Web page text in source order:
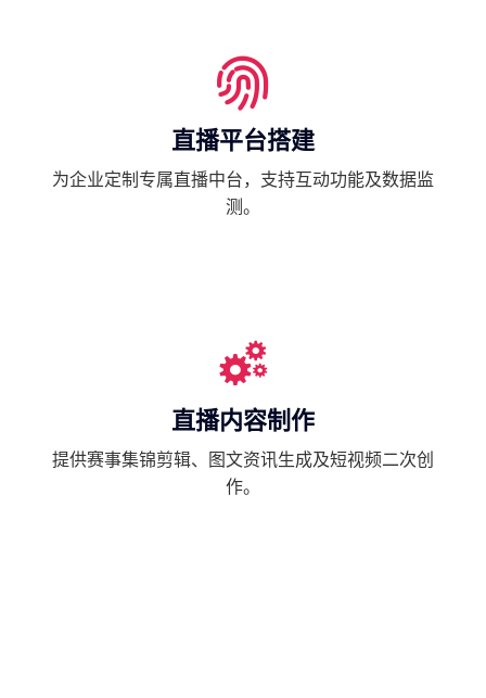
直播平台搭建
为企业定制专属直播中台，支持互动功能及数据监
测。
直播内容制作
提供赛事集锦剪辑、图文资讯生成及短视频二次创
作。